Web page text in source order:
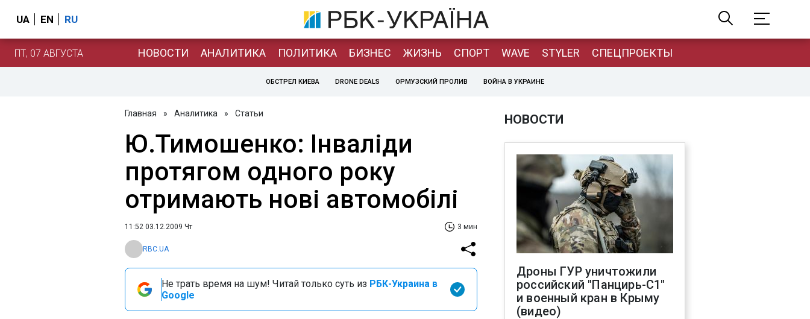
UA EN RU
ПТ, 07 АВГУСТА НОВОСТИ АНАЛИТИКА ПОЛИТИКА БИЗНЕС ЖИЗНЬ СПОРТ WAVE STYLER СПЕЦПРОЕКТЫ
ОБСТРЕЛ КИЕВА DRONE DEALS ОРМУЗСКИЙ ПРОЛИВ ВОЙНА В УКРАИНЕ
Главная » Аналитика » Статьи
Ю.Тимошенко: Інваліди
протягом одного року
отримають нові автомобілі
11:52 03.12.2009 Чт 3 мин
RBC.UA
Не трать время на шум! Читай только суть из РБК-Украина в
Google
НОВОСТИ
Дроны ГУР уничтожили
российский "Панцирь-С1"
и военный кран в Крыму
(видео)